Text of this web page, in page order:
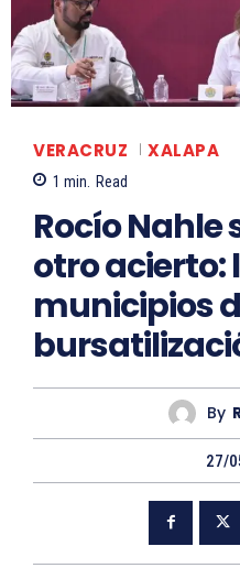
VERACRUZ XALAPA
1 min. Read
Rocío Nahle
otro acierto:
municipios
By
27/